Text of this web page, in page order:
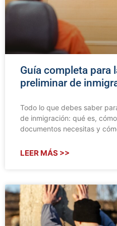
Guía completa para
preliminar de
Todo lo que debes saber
de inmigración: qué es,
documentos necesitas y
LEER MÁS >>